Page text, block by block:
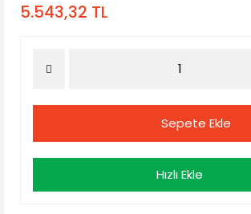
5.543,32 TL
Sepete Ekle
Hızlı Ekle